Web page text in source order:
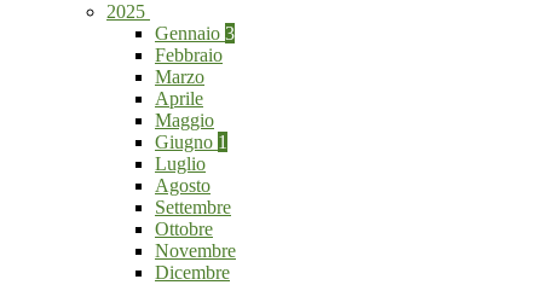
2025
Gennaio 3
Febbraio
Marzo
Aprile
Maggio
Giugno 1
Luglio
Agosto
Settembre
Ottobre
Novembre
Dicembre